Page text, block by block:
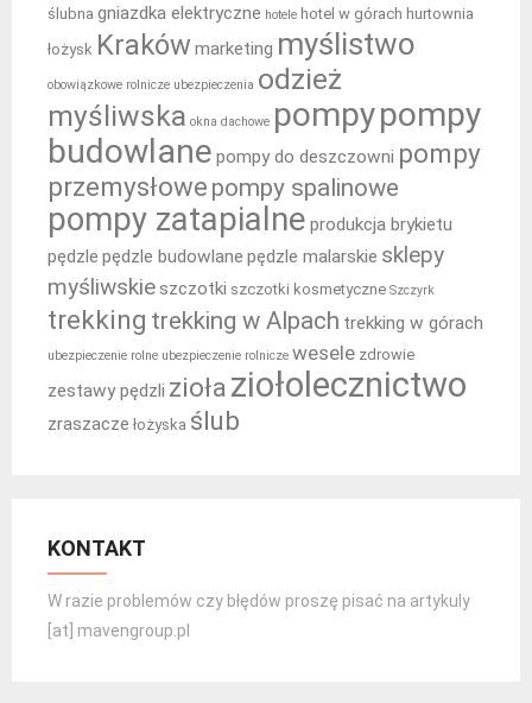
ślubna gniazdka elektryczne hotele hotel w górach hurtownia
łożysk Kraków marketing myślistwo
obowiązkowe rolnicze ubezpieczenia odzież
myśliwska okna dachowe pompypompy
budowlane pompy do deszczowni pompy
przemysłowe pompy spalinowe
pompy zatapialne produkcja brykietu
pędzle pędzle budowlane pędzle malarskie sklepy
myśliwskieszczotki szczotki kosmetyczne Szczyrk
trekking trekking w Alpach trekking w górach
ubezpieczenie rolne ubezpieczenie rolnicze wesele zdrowie
zestawy pędzli zioła ziołolecznictwo
zraszacze łożyska ślub
KONTAKT
W razie problemów czy błędów proszę pisać na artykuly
[at] mavengroup.pl